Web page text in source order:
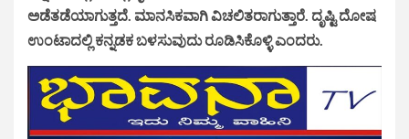
ಅಡೆತಡೆಯಾಗುತ್ತದೆ. ಮಾನಸಿಕವಾಗಿ ವಿಚಲಿತರಾಗುತ್ತಾರೆ. ದೃಷ್ಟಿ ದೋಷ
ಉಂಟಾದಲ್ಲಿ ಕನ್ನಡಕ ಬಳಸುವುದು ರೂಡಿಸಿಕೊಳ್ಳಿ ಎಂದರು.